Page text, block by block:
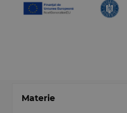
Materie